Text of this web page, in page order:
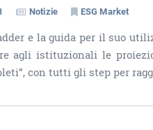
Notizie ESG Market
e la guida per il suo
agli istituzionali le
con tutti gli step per